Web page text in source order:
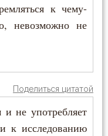
к чему-
невозможно не
Поделиться цитатой
не употребляет
к исследованию